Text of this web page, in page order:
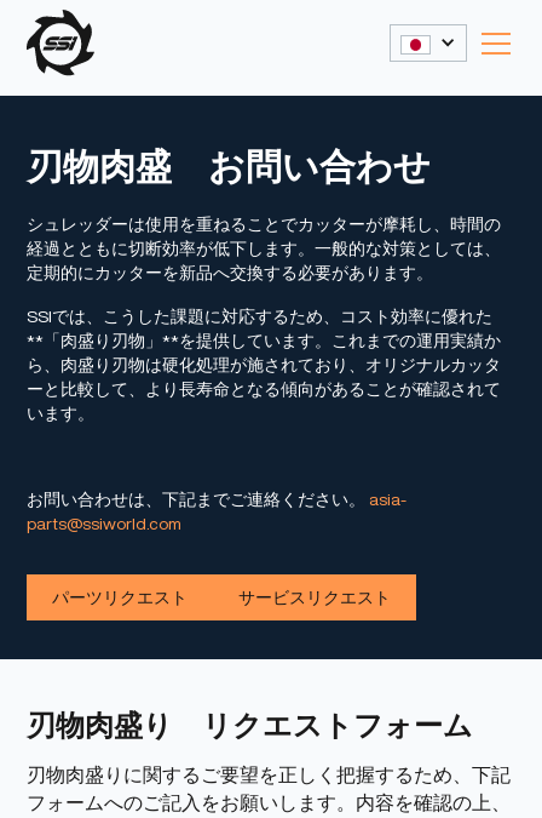
刃物肉盛 お問い合わせ
シュレッダーは使用を重ねることでカッターが摩耗し、時間の
経過とともに切断効率が低下します。一般的な対策としては、
定期的にカッターを新品へ交換する必要があります。
SSIでは、こうした課題に対応するため、コスト効率に優れた
**「肉盛り刃物」**を提供しています。これまでの運用実績か
ら、肉盛り刃物は硬化処理が施されており、オリジナルカッタ
ーと比較して、より長寿命となる傾向があることが確認されて
います。
お問い合わせは、下記までご連絡ください。 asia-
parts@ssiworld.com
パーツリクエスト サービスリクエスト
刃物肉盛り リクエストフォーム
刃物肉盛りに関するご要望を正しく把握するため、下記
フォームへのご記入をお願いします。内容を確認の上、